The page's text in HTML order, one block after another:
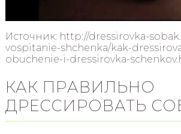
Источник: http://dressirovka-
vospitanie-shchenka/kak-
obuchenie-i-dressirovka-
КАК ПРАВИЛЬНО
ДРЕССИРОВАТЬ